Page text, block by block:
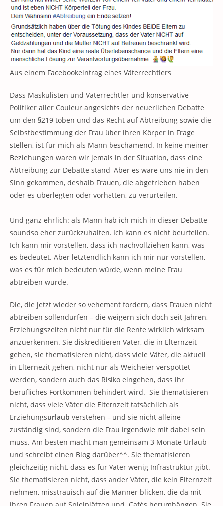
Aus einem Facebookeintrag eines Väterrechtlers
Dass Maskulisten und Väterrechtler und konservative
Politiker aller Couleur angesichts der neuerlichen Debatte
um den §219 toben und das Recht auf Abtreibung sowie die
Selbstbestimmung der Frau über ihren Körper in Frage
stellen, ist für mich als Mann beschämend. In keine meiner
Beziehungen waren wir jemals in der Situation, dass eine
Abtreibung zur Debatte stand. Aber es wäre uns nie in den
Sinn gekommen, deshalb Frauen, die abgetrieben haben
oder es überlegten oder vorhatten, zu verurteilen.
Und ganz ehrlich: als Mann hab ich mich in dieser Debatte
soundso eher zurückzuhalten. Ich kann es nicht beurteilen.
Ich kann mir vorstellen, dass ich nachvollziehen kann, was
es bedeutet. Aber letztendlich kann ich mir nur vorstellen,
was es für mich bedeuten würde, wenn meine Frau
abtreiben würde.
Die, die jetzt wieder so vehement fordern, dass Frauen nicht
abtreiben sollendürfen – die weigern sich doch seit Jahren,
Erziehungszeiten nicht nur für die Rente wirklich wirksam
anzuerkennen. Sie diskreditieren Väter, die in Elternzeit
gehen, sie thematisieren nicht, dass viele Väter, die aktuell
in Elternezit gehen, nicht nur als Weicheier verspottet
werden, sondern auch das Risiko eingehen, dass ihr
berufliches Fortkommen behindert wird. Sie thematisieren
nicht, dass viele Väter die Elternzeit tatsächlich als
Erziehungsurlaub verstehen – und sie nicht alleine
zuständig sind, sondern die Frau irgendwie mit dabei sein
muss. Am besten macht man gemeinsam 3 Monate Urlaub
und schreibt einen Blog darüber^^. Sie thematisieren
gleichzeitig nicht, dass es für Väter wenig Infrastruktur gibt.
Sie thematisieren nicht, dass ander Väter, die kein Elternzeit
nehmen, misstrauisch auf die Männer blicken, die da mit